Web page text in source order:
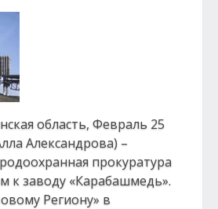
область, Февраль 25
Александрова) –
прокуратура
к заводу «Карабашмедь».
Региону» в